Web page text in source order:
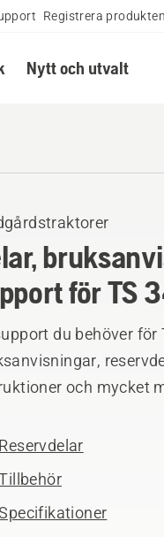
Registrera produkten
Nytt och utvalt
för TS
du behöver för
och mycket
Reservdelar